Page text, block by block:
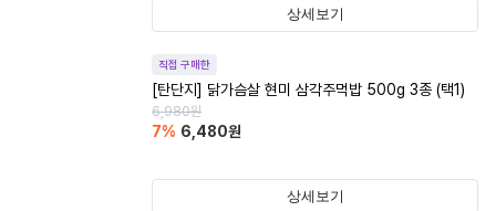
상세보기
직접 구매한
[탄단지] 닭가슴살 현미 삼각주먹밥 500g 3종 (택1)
6,980원
7% 6,480원
상세보기